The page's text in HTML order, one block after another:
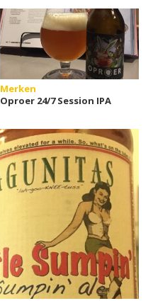
Merken
Oproer 24/7 Session IPA